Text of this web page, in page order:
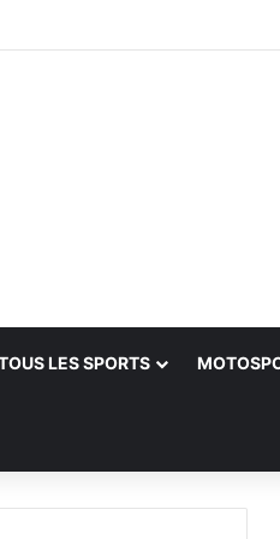
s’adjuge le titre
LES SPORTS